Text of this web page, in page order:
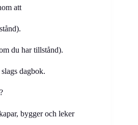
att
du har tillstånd).
dagbok.
bygger och leker